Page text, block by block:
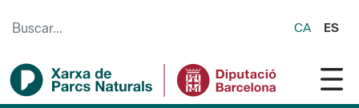
CA ES